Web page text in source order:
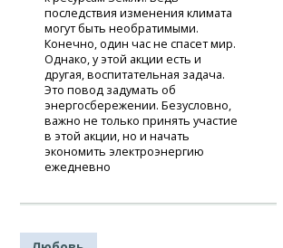
последствия изменения климата
могут быть необратимыми.
Конечно, один час не спасет мир.
Однако, у этой акции есть и
другая, воспитательная задача.
Это повод задумать об
энергосбережении. Безусловно,
важно не только принять участие
в этой акции, но и начать
экономить электроэнергию
ежедневно